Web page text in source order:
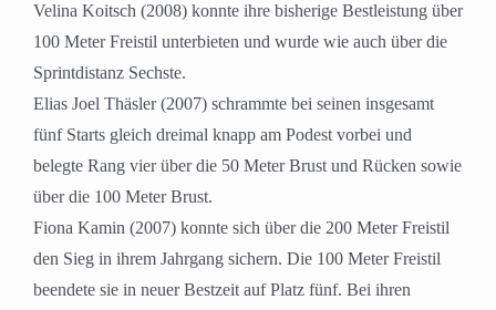
Velina Koitsch (2008) konnte ihre bisherige Bestleistung über
100 Meter Freistil unterbieten und wurde wie auch über die
Sprintdistanz Sechste.
Elias Joel Thäsler (2007) schrammte bei seinen insgesamt
fünf Starts gleich dreimal knapp am Podest vorbei und
belegte Rang vier über die 50 Meter Brust und Rücken sowie
über die 100 Meter Brust.
Fiona Kamin (2007) konnte sich über die 200 Meter Freistil
den Sieg in ihrem Jahrgang sichern. Die 100 Meter Freistil
beendete sie in neuer Bestzeit auf Platz fünf. Bei ihren